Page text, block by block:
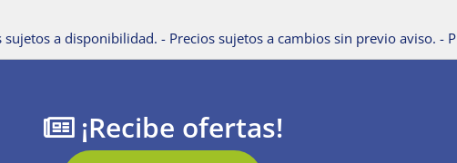
sujetos a disponibilidad. - Precios sujetos a cambios sin previo aviso. -
¡Recibe ofertas!